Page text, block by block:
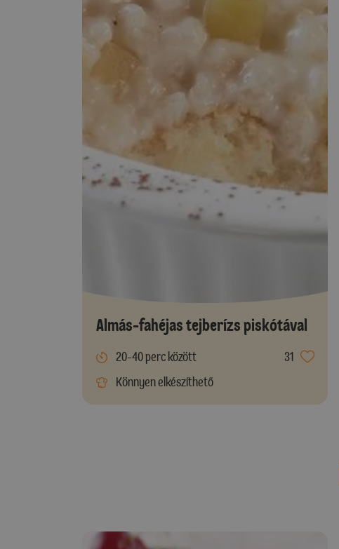
Almás-fahéjas tejberízs piskótával
20-40 perc között
31
Könnyen elkészíthető